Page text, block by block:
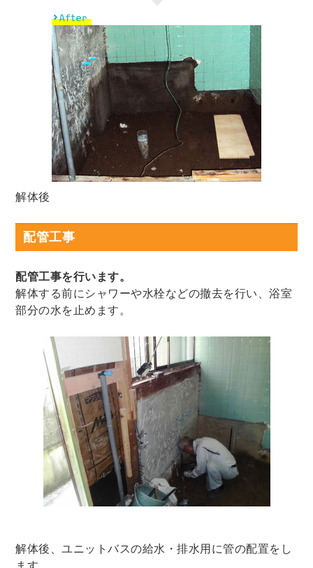
解体後
配管工事
配管工事を行います。
解体する前にシャワーや水栓などの撤去を行い、浴室
部分の水を止めます。
解体後、ユニットバスの給水・排水用に管の配置をし
ます